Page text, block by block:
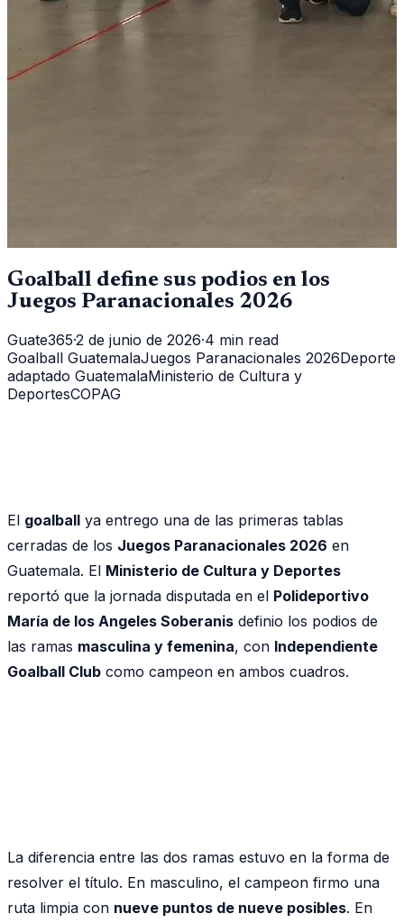
Goalball define sus podios en los
Juegos Paranacionales 2026
Guate365·2 de junio de 2026·4 min read
Goalball GuatemalaJuegos Paranacionales 2026Deporte
adaptado GuatemalaMinisterio de Cultura y
DeportesCOPAG
El goalball ya entrego una de las primeras tablas
cerradas de los Juegos Paranacionales 2026 en
Guatemala. El Ministerio de Cultura y Deportes
reportó que la jornada disputada en el Polideportivo
María de los Angeles Soberanis definio los podios de
las ramas masculina y femenina, con Independiente
Goalball Club como campeon en ambos cuadros.
La diferencia entre las dos ramas estuvo en la forma de
resolver el título. En masculino, el campeon firmo una
ruta limpia con nueve puntos de nueve posibles. En